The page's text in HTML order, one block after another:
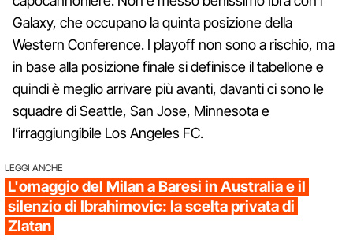
Galaxy, che occupano la quinta posizione della
Western Conference. I playoff non sono a rischio, ma
in base alla posizione finale si definisce il tabellone e
quindi è meglio arrivare più avanti, davanti ci sono le
squadre di Seattle, San Jose, Minnesota e
l’irraggiungibile Los Angeles FC.
LEGGI ANCHE
L'omaggio del Milan a Baresi in Australia e il
silenzio di Ibrahimovic: la scelta privata di
Zlatan